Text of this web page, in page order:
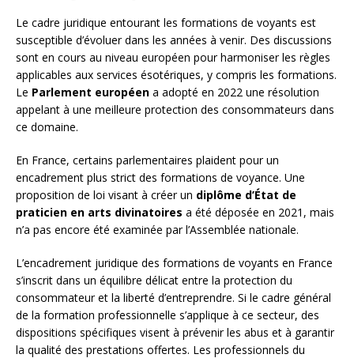
Le cadre juridique entourant les formations de voyants est
susceptible d’évoluer dans les années à venir. Des discussions
sont en cours au niveau européen pour harmoniser les règles
applicables aux services ésotériques, y compris les formations.
Le Parlement européen a adopté en 2022 une résolution
appelant à une meilleure protection des consommateurs dans
ce domaine.
En France, certains parlementaires plaident pour un
encadrement plus strict des formations de voyance. Une
proposition de loi visant à créer un diplôme d’État de
praticien en arts divinatoires a été déposée en 2021, mais
n’a pas encore été examinée par l’Assemblée nationale.
L’encadrement juridique des formations de voyants en France
s’inscrit dans un équilibre délicat entre la protection du
consommateur et la liberté d’entreprendre. Si le cadre général
de la formation professionnelle s’applique à ce secteur, des
dispositions spécifiques visent à prévenir les abus et à garantir
la qualité des prestations offertes. Les professionnels du